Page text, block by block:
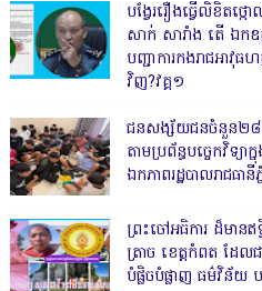
បង្វែររឿងធ្វើលិខិត
សាក់ សារាំង តើ ឯក
បញ្ជាការកងរាជអាវុធ
វិញ?វគ្គ១
ជនសង្ស័យជនចំនួន២៨ន
តាមប្រព័ន្ធបច្ចេកវិទ្យ
ឯកភាពរដ្ឋបាលរាជធា
ព្រះចៅអធិការ ដ៏មា
ត្រាច ខេត្តកំពត ដែ
បំផ្លិចបំផ្លាញ ធម៌វិន័យ